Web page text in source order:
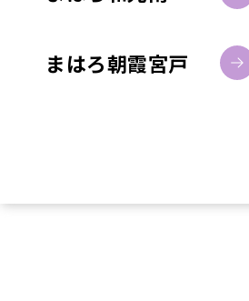
まはろ朝霞宮戸